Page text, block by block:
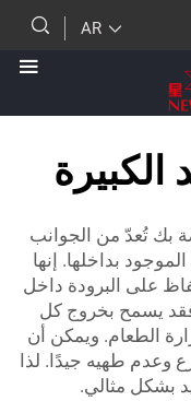
الجوانب
إنها
داخل
كل
ويمكن أن
جيدًا. لذا